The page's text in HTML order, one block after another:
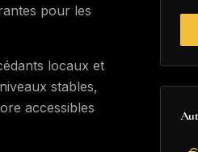
pour les
locaux et
stables,
accessibles